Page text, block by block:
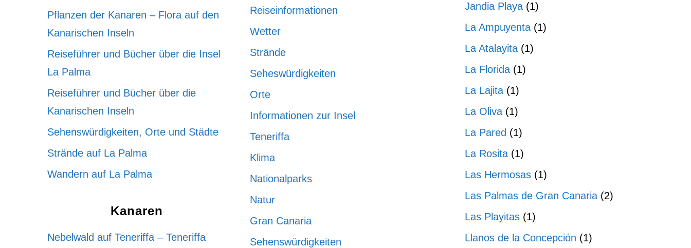
Pflanzen der Kanaren – Flora auf den
Kanarischen Inseln
Reiseführer und Bücher über die Insel
La Palma
Reiseführer und Bücher über die
Kanarischen Inseln
Sehenswürdigkeiten, Orte und Städte
Strände auf La Palma
Wandern auf La Palma
Kanaren
Nebelwald auf Teneriffa – Teneriffa
Reiseinformationen
Wetter
Strände
Seheswürdigkeiten
Orte
Informationen zur Insel
Teneriffa
Klima
Nationalparks
Natur
Gran Canaria
Sehenswürdigkeiten
Jandia Playa (1)
La Ampuyenta (1)
La Atalayita (1)
La Florida (1)
La Lajita (1)
La Oliva (1)
La Pared (1)
La Rosita (1)
Las Hermosas (1)
Las Palmas de Gran Canaria (2)
Las Playitas (1)
Llanos de la Concepción (1)